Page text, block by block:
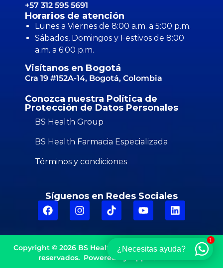
+57 312 595 5691
Horarios de atención
Lunes a Viernes de 8:00 a.m. a 5:00 p.m.
Sábados, Domingos y Festivos de 8:00
a.m. a 6:00 p.m.
Visítanos en Bogotá
Cra 19 #152A-14, Bogotá, Colombia
Conozca nuestra Política de
Protección de Datos Personales
BS Health Group
BS Health Farmacia Especializada
Términos y condiciones
Síguenos en Redes Sociales
Copyright © 2026 BS Health GroupTodos los derechos
reservados. Powered by:
¿Necesitas ayuda?
1